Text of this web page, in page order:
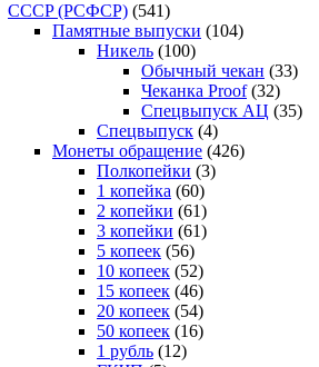
CCCP (РСФСР) (541)
Памятные выпуски (104)
Никель (100)
Обычный чекан (33)
Чеканка Proof(32)
Спецвыпуск АЦ (35)
Спецвыпуск (4)
Монеты обращение (426)
Полкопейки (3)
1 копейка (60)
2 копейки (61)
3 копейки (61)
5 копеек (56)
10 копеек (52)
15 копеек (46)
20 копеек (54)
50 копеек (16)
1 рубль (12)